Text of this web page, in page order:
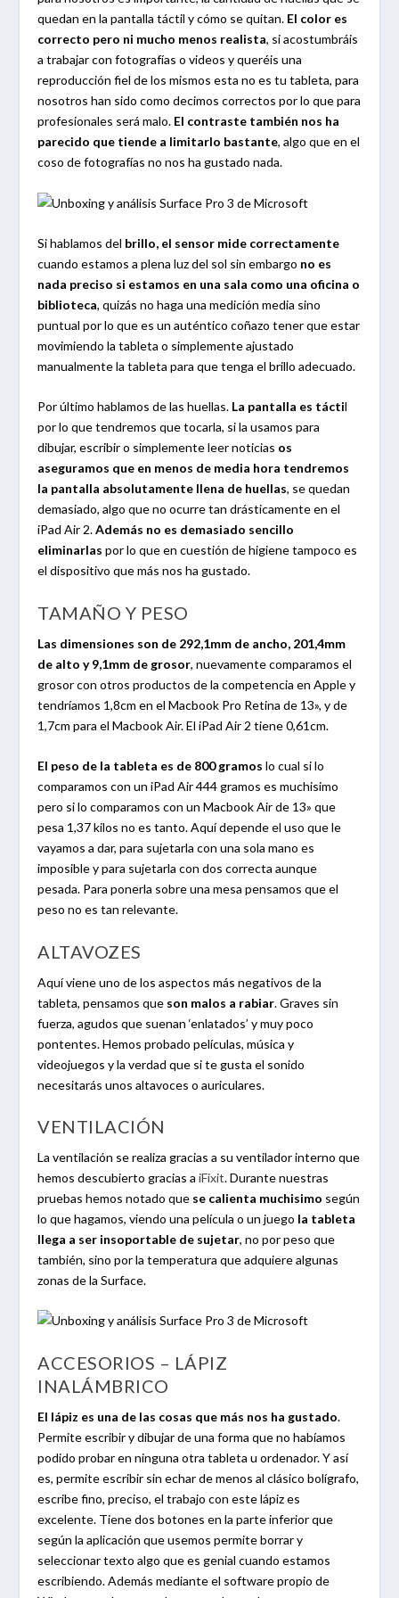
quedan en la pantalla táctil y cómo se quitan. El color es
correcto pero ni mucho menos realista, si acostumbráis
a trabajar con fotografías o videos y queréis una
reproducción fiel de los mismos esta no es tu tableta, para
nosotros han sido como decimos correctos por lo que para
profesionales será malo. El contraste también nos ha
parecido que tiende a limitarlo bastante, algo que en el
coso de fotografías no nos ha gustado nada.
Si hablamos del brillo, el sensor mide correctamente
cuando estamos a plena luz del sol sin embargo no es
nada preciso si estamos en una sala como una oficina o
biblioteca, quizás no haga una medición media sino
puntual por lo que es un auténtico coñazo tener que estar
movimiendo la tableta o simplemente ajustado
manualmente la tableta para que tenga el brillo adecuado.
Por último hablamos de las huellas. La pantalla es táctil
por lo que tendremos que tocarla, si la usamos para
dibujar, escribir o simplemente leer noticias os
aseguramos que en menos de media hora tendremos
la pantalla absolutamente llena de huellas, se quedan
demasiado, algo que no ocurre tan drásticamente en el
iPad Air 2.Además no es demasiado sencillo
eliminarlas por lo que en cuestión de higiene tampoco es
el dispositivo que más nos ha gustado.
TAMAÑO Y PESO
Las dimensiones son de 292,1mm de ancho, 201,4mm
de alto y 9,1mm de grosor, nuevamente comparamos el
grosor con otros productos de la competencia en Apple y
tendríamos 1,8cm en el Macbook Pro Retina de 13», y de
1,7cm para el Macbook Air. El iPad Air 2 tiene 0,61cm.
El peso de la tableta es de 800 gramos lo cual si lo
comparamos con un iPad Air 444 gramos es muchisimo
pero si lo comparamos con un Macbook Air de 13» que
pesa 1,37 kilos no es tanto. Aquí depende el uso que le
vayamos a dar, para sujetarla con una sola mano es
imposible y para sujetarla con dos correcta aunque
pesada. Para ponerla sobre una mesa pensamos que el
peso no es tan relevante.
ALTAVOZES
Aquí viene uno de los aspectos más negativos de la
tableta, pensamos que son malos a rabiar. Graves sin
fuerza, agudos que suenan ‘enlatados’ y muy poco
pontentes. Hemos probado películas, música y
videojuegos y la verdad que si te gusta el sonido
necesitarás unos altavoces o auriculares.
VENTILACIÓN
La ventilación se realiza gracias a su ventilador interno que
hemos descubierto gracias aiFixit. Durante nuestras
pruebas hemos notado que se calienta muchisimo según
lo que hagamos, viendo una película o un juego la tableta
llega a ser insoportable de sujetar, no por peso que
también, sino por la temperatura que adquiere algunas
zonas de la Surface.
ACCESORIOS – LÁPIZ
INALÁMBRICO
El lápiz es una de las cosas que más nos ha gustado.
Permite escribir y dibujar de una forma que no habíamos
podido probar en ninguna otra tableta u ordenador. Y así
es, permite escribir sin echar de menos al clásico bolígrafo,
escribe fino, preciso, el trabajo con este lápiz es
excelente. Tiene dos botones en la parte inferior que
según la aplicación que usemos permite borrar y
seleccionar texto algo que es genial cuando estamos
escribiendo. Además mediante el software propio de